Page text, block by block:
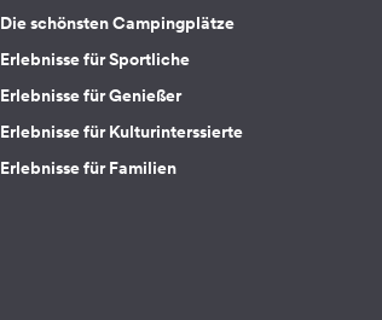
Die schönsten Campingplätze
Erlebnisse für Sportliche
Erlebnisse für Genießer
Erlebnisse für Kulturinterssierte
Erlebnisse für Familien